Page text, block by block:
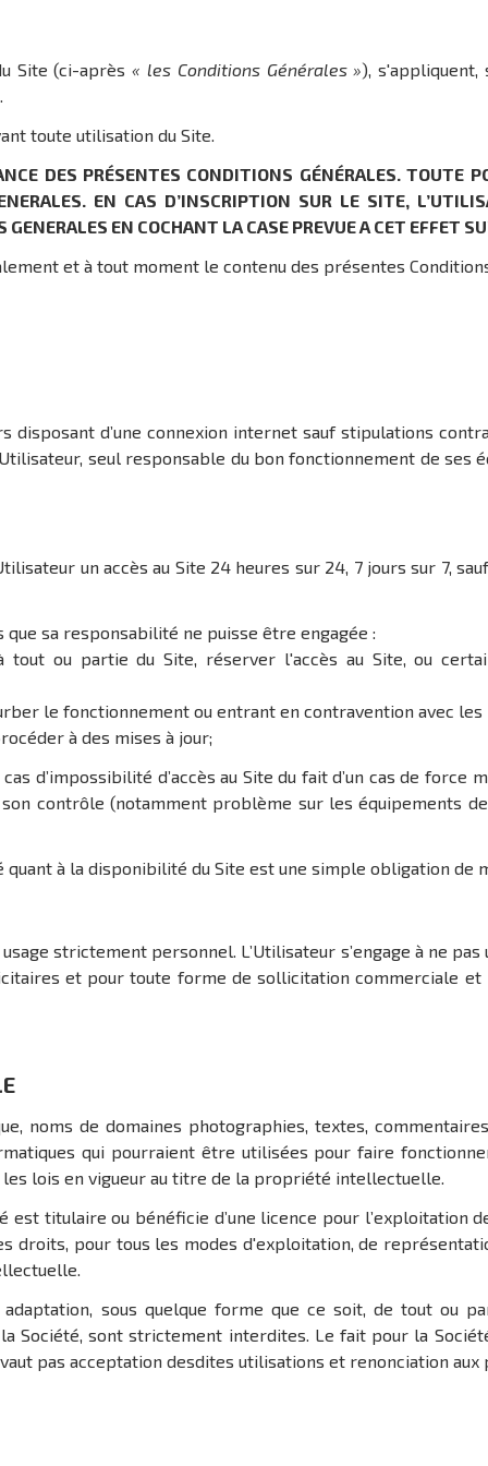
Site (ci-après« les Conditions Générales »),
toute utilisation du Site.
DES PRÉSENTES CONDITIONS GÉNÉRALES. TOUTE
EN CAS D’INSCRIPTION SUR LE SITE,
EN COCHANT LA CASE PREVUE A CET EFFET
et à tout moment le contenu des présentes
d’une connexion internet sauf stipulations
seul responsable du bon fonctionnement de ses
un accès au Site 24 heures sur 24, 7 jours sur 7,
sa responsabilité ne puisse être engagée :
ou partie du Site, réserver l'accès au Site, ou
le fonctionnement ou entrant en contravention avec les
à des mises à jour;
d’impossibilité d’accès au Site du fait d’un cas de force
contrôle (notamment problème sur les équipements
quant à la disponibilité du Site est une simple obligation de
strictement personnel. L’Utilisateur s’engage à ne
et pour toute forme de sollicitation commerciale et
noms de domaines photographies, textes,
qui pourraient être utilisées pour faire
lois en vigueur au titre de la propriété intellectuelle.
est titulaire ou bénéficie d’une licence pour
droits, pour tous les modes d'exploitation, de
sous quelque forme que ce soit, de tout ou
Société, sont strictement interdites. Le fait pour la
pas acceptation desdites utilisations et renonciation aux